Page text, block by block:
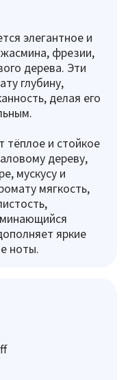
элегантное и
фрезии,
дерева. Эти
глубину,
делая его
тёплое и стойкое
дереву,
мускусу и
мягкость,
яркие
ноты.